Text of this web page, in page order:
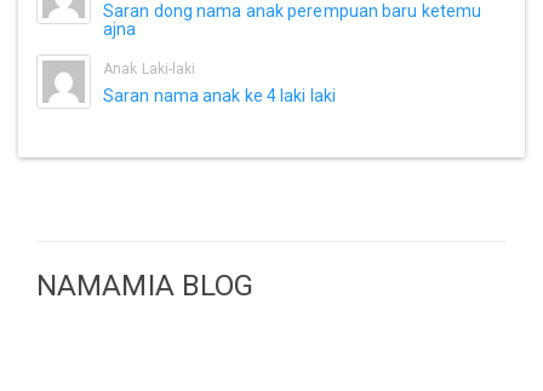
Saran dong nama anak perempuan baru ketemu
ajna
Anak Laki-laki
Saran nama anak ke 4 laki laki
NAMAMIA BLOG